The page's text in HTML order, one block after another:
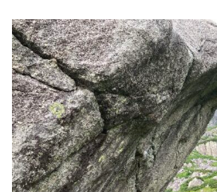
ン